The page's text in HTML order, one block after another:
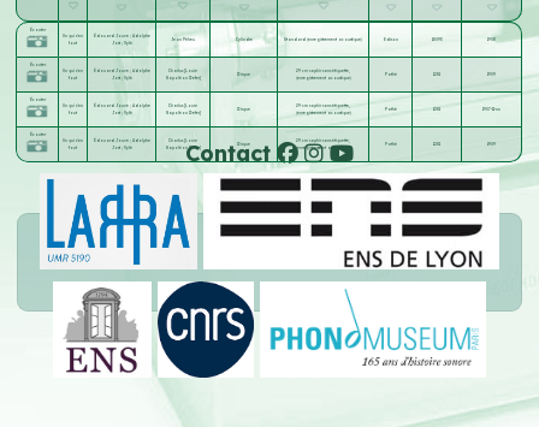
Écouter
Un qui s'en
fout
Édouard Jouve ;
Adolphe
Jost ; Vylé
Jean Péheu Cylindre Standard (enregistrement acoustique) Edison 18093 1908
Écouter
Un qui s'en
fout
Édouard Jouve ;
Adolphe
Jost ; Vylé
Charlus [Louis-
Napoléon Defer]
Disque
29 cm saphir sans étiquette,
(enregistrement acoustique)
Pathé 1281 1909
Écouter
Un qui s'en
fout
Édouard Jouve ;
Adolphe
Jost ; Vylé
Charlus [Louis-
Napoléon Defer]
Disque
29 cm saphir sans étiquette,
(enregistrement acoustique)
Pathé 1281 1907-11-xx
Écouter
Un qui s'en
fout
Édouard Jouve ;
Adolphe
Jost ; Vylé
Charlus [Louis-
Napoléon Defer]
Disque
29 cm saphir sans étiquette,
(enregistrement acoustique)
Pathé 1281 1909
Contact